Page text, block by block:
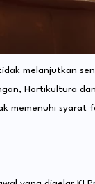
melanjutkan
Hortikultura
memenuhi